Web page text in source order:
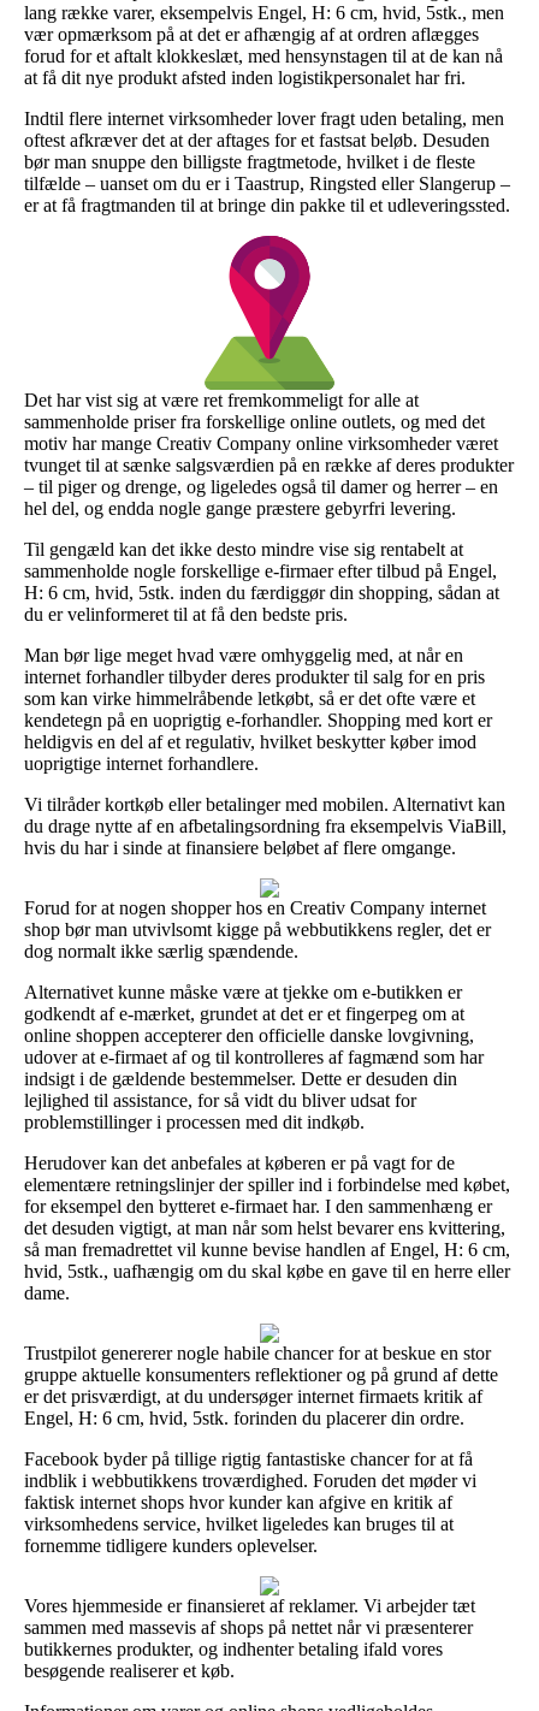
lang række varer, eksempelvis Engel, H: 6 cm, hvid, 5stk., men
vær opmærksom på at det er afhængig af at ordren aflægges
forud for et aftalt klokkeslæt, med hensynstagen til at de kan nå
at få dit nye produkt afsted inden logistikpersonalet har fri.
Indtil flere internet virksomheder lover fragt uden betaling, men
oftest afkræver det at der aftages for et fastsat beløb. Desuden
bør man snuppe den billigste fragtmetode, hvilket i de fleste
tilfælde – uanset om du er i Taastrup, Ringsted eller Slangerup –
er at få fragtmanden til at bringe din pakke til et udleveringssted.
Det har vist sig at være ret fremkommeligt for alle at
sammenholde priser fra forskellige online outlets, og med det
motiv har mange Creativ Company online virksomheder været
tvunget til at sænke salgsværdien på en række af deres produkter
– til piger og drenge, og ligeledes også til damer og herrer – en
hel del, og endda nogle gange præstere gebyrfri levering.
Til gengæld kan det ikke desto mindre vise sig rentabelt at
sammenholde nogle forskellige e-firmaer efter tilbud på Engel,
H: 6 cm, hvid, 5stk. inden du færdiggør din shopping, sådan at
du er velinformeret til at få den bedste pris.
Man bør lige meget hvad være omhyggelig med, at når en
internet forhandler tilbyder deres produkter til salg for en pris
som kan virke himmelråbende letkøbt, så er det ofte være et
kendetegn på en uoprigtig e-forhandler. Shopping med kort er
heldigvis en del af et regulativ, hvilket beskytter køber imod
uoprigtige internet forhandlere.
Vi tilråder kortkøb eller betalinger med mobilen. Alternativt kan
du drage nytte af en afbetalingsordning fra eksempelvis ViaBill,
hvis du har i sinde at finansiere beløbet af flere omgange.
Forud for at nogen shopper hos en Creativ Company internet
shop bør man utvivlsomt kigge på webbutikkens regler, det er
dog normalt ikke særlig spændende.
Alternativet kunne måske være at tjekke om e-butikken er
godkendt af e-mærket, grundet at det er et fingerpeg om at
online shoppen accepterer den officielle danske lovgivning,
udover at e-firmaet af og til kontrolleres af fagmænd som har
indsigt i de gældende bestemmelser. Dette er desuden din
lejlighed til assistance, for så vidt du bliver udsat for
problemstillinger i processen med dit indkøb.
Herudover kan det anbefales at køberen er på vagt for de
elementære retningslinjer der spiller ind i forbindelse med købet,
for eksempel den bytteret e-firmaet har. I den sammenhæng er
det desuden vigtigt, at man når som helst bevarer ens kvittering,
så man fremadrettet vil kunne bevise handlen af Engel, H: 6 cm,
hvid, 5stk., uafhængig om du skal købe en gave til en herre eller
dame.
Trustpilot genererer nogle habile chancer for at beskue en stor
gruppe aktuelle konsumenters reflektioner og på grund af dette
er det prisværdigt, at du undersøger internet firmaets kritik af
Engel, H: 6 cm, hvid, 5stk. forinden du placerer din ordre.
Facebook byder på tillige rigtig fantastiske chancer for at få
indblik i webbutikkens troværdighed. Foruden det møder vi
faktisk internet shops hvor kunder kan afgive en kritik af
virksomhedens service, hvilket ligeledes kan bruges til at
fornemme tidligere kunders oplevelser.
Vores hjemmeside er finansieret af reklamer. Vi arbejder tæt
sammen med massevis af shops på nettet når vi præsenterer
butikkernes produkter, og indhenter betaling ifald vores
besøgende realiserer et køb.